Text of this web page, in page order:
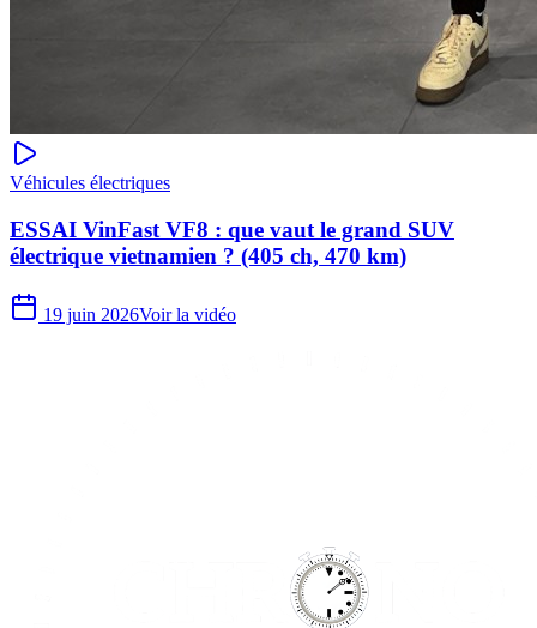
Véhicules électriques
ESSAI VinFast VF8 : que vaut le grand SUV
électrique vietnamien ? (405 ch, 470 km)
19 juin 2026Voir la vidéo